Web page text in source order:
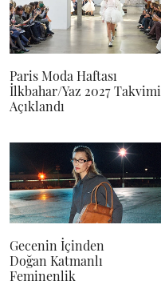
Paris Moda Haftası
İlkbahar/Yaz 2027 Takvimi
Açıklandı
Gecenin İçinden
Doğan Katmanlı
Feminenlik